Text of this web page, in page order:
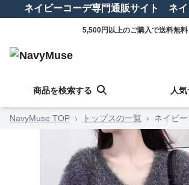
ネイビーコーデ専門通販サイト ネイ
5,500円以上のご購入で送料無料
商品を検索する 人
NavyMuse TOP › トップスの一覧 › ネイビ